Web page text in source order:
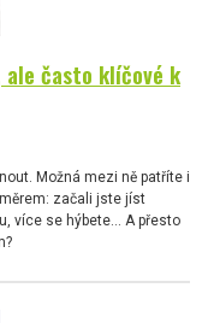
často klíčové k
Možná mezi ně patříte i
začali jste jíst
více se hýbete… A přesto